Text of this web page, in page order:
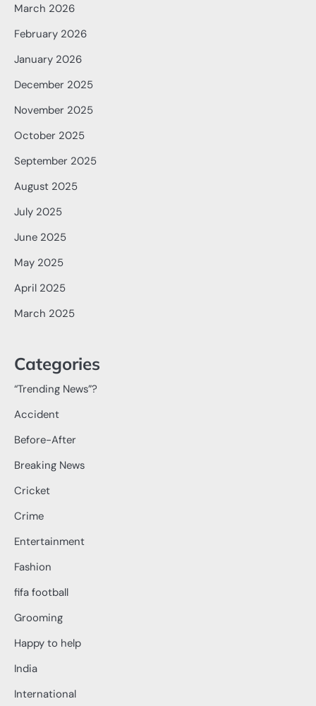
March 2026
February 2026
January 2026
December 2025
November 2025
October 2025
September 2025
August 2025
July 2025
June 2025
May 2025
April 2025
March 2025
Categories
“Trending News”?
Accident
Before-After
Breaking News
Cricket
Crime
Entertainment
Fashion
fifa football
Grooming
Happy to help
India
International